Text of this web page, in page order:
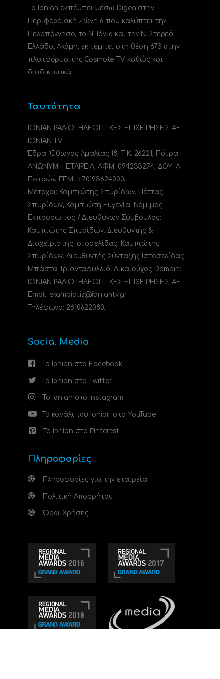
Το Ionian εκπέμπει μέσω Digea στην
Περιφερειακή Ζώνη 6 που καλύπτει την
Πελοπόννησο, το N. Ιόνιο και την Ν. Στερεά
Ελλάδα. Ακόμη, εκπέμπει στη θέση 673 στην
πλατφόρμα της Cosmote TV καθώς και
διαδικτυακά.
Ταυτότητα
ΙΟΝΙΑΝ ΡΑΔΙΟΤΗΛΕΟΠΤΙΚΕΣ ΕΠΙΧΕΙΡΗΣΕΙΣ ΑΕ -
IONIAN TV
Έδρα: Όθωνος Αμαλίας 18, Τ.Κ. 26221, Πάτρα.
ΑΝΩΝΥΜΗ ΕΤΑΙΡΕΙΑ, ΑΦΜ: 094233274, ΔΟΥ: A
Πατρών, ΓΕΜΗ: 70193624000.
Μέτοχοι: Καμπιώτης Σπυρίδων, Πέττας
Σπυρίδων, Καμπιώτη Ευγενία. Νόμιμος
Εκπρόσωπος / Διευθύνων Σύμβουλος:
Καμπιώτης Σπυρίδων. Διευθυντής &
Διαχειριστής Ιστοσελίδας: Καμπιώτης
Σπυρίδων. Διευθυντής Σύνταξης Ιστοσελίδας:
Μπάστα Τριανταφυλλιά. Δικαιούχος Domain:
ΙΟΝΙΑΝ ΡΑΔΙΟΤΗΛΕΟΠΤΙΚΕΣ ΕΠΙΧΕΙΡΗΣΕΙΣ ΑΕ
Email: skampiotis@ioniantv.gr
Τηλέφωνο: 2610622080.
Social Media
Το Ionian στο Facebook
Το Ionian στο Twitter
Το Ionian στο Instagram
Το κανάλι του Ionian στο YouTube
Το Ionian στο Pinterest
Πληροφορίες
Πληροφορίες για την εταιρεία
Πολιτική Απορρήτου
Όροι Χρήσης